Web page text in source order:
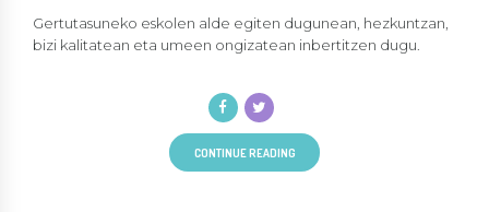
Gertutasuneko eskolen alde egiten dugunean, hezkuntzan,
bizi kalitatean eta umeen ongizatean inbertitzen dugu.
CONTINUE READING